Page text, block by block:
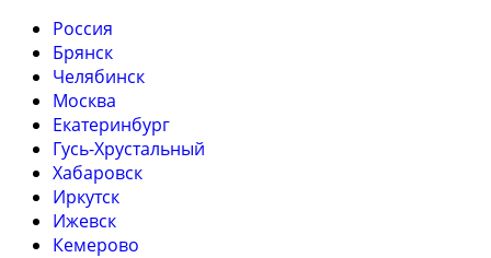
Россия
Брянск
Челябинск
Москва
Екатеринбург
Гусь-Хрустальный
Хабаровск
Иркутск
Ижевск
Кемерово